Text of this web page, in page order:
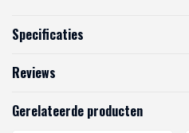
Specificaties
Reviews
Gerelateerde producten